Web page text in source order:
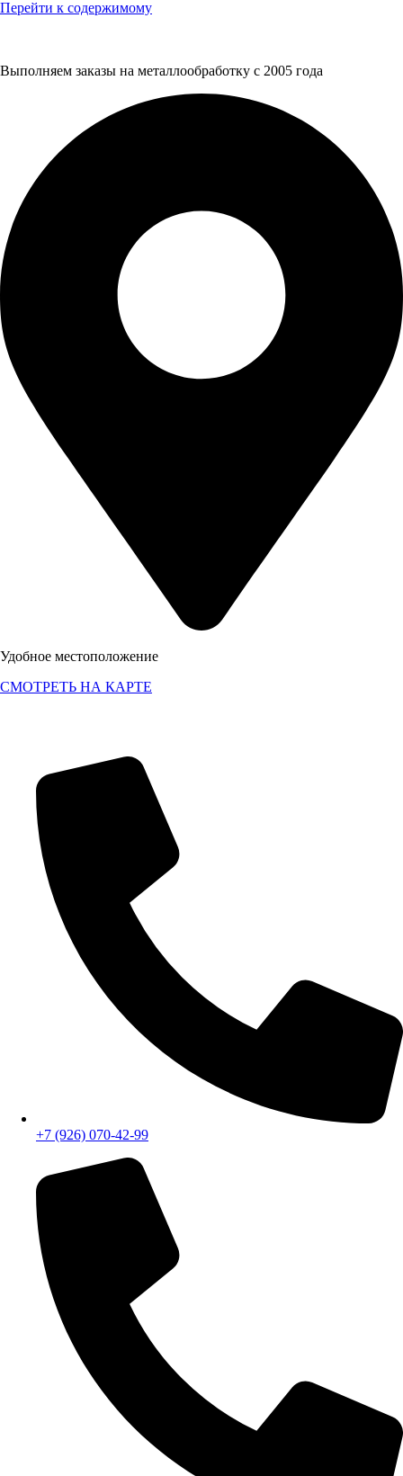
Перейти к содержимому
Выполняем заказы на металлообработку с 2005 года
Удобное местоположение
СМОТРЕТЬ НА КАРТЕ
+7 (926) 070-42-99
Удобное местоположение
СМОТРЕТЬ НА КАРТЕ